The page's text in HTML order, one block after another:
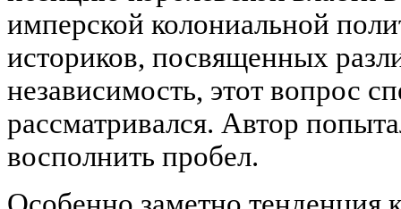
имперской колониальной
историков, посвященных
независимость, этот вопрос
рассматривался. Автор
восполнить пробел.